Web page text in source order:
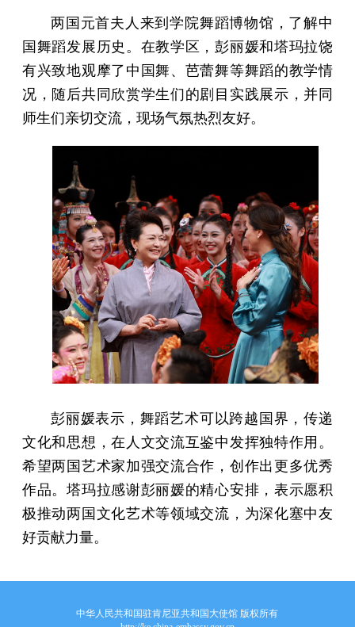
两国元首夫人来到学院舞蹈博物馆，了解中
国舞蹈发展历史。在教学区，彭丽媛和塔玛拉饶
有兴致地观摩了中国舞、芭蕾舞等舞蹈的教学情
况，随后共同欣赏学生们的剧目实践展示，并同
师生们亲切交流，现场气氛热烈友好。
彭丽媛表示，舞蹈艺术可以跨越国界，传递
文化和思想，在人文交流互鉴中发挥独特作用。
希望两国艺术家加强交流合作，创作出更多优秀
作品。塔玛拉感谢彭丽媛的精心安排，表示愿积
极推动两国文化艺术等领域交流，为深化塞中友
好贡献力量。
中华人民共和国驻肯尼亚共和国大使馆 版权所有